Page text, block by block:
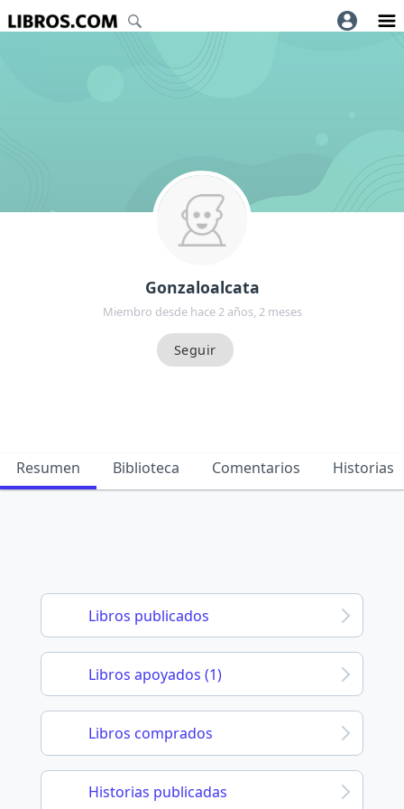
Gonzaloalcata
Miembro desde hace 2 años, 2 meses
Resumen Biblioteca Comentarios Historias
Libros publicados
Libros apoyados (1)
Libros comprados
Historias publicadas